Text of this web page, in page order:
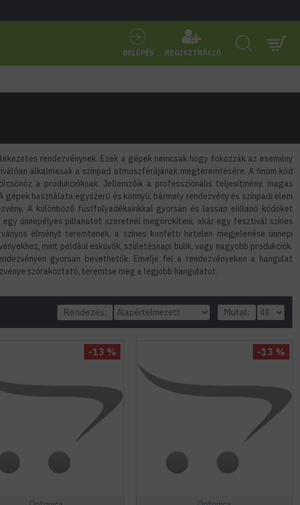
BELÉPÉS REGISZTRÁCIÓ
rendezvénynek. Ezek a gépek nemcsak hogy fokozzák az esemény
alkalmasak a színpad atmoszférájának megteremtésére. A finom köd
a produkcióknak. Jellemzőik a professzionális teljesítmény, magas
használata egyszerű és könnyű, bármely rendezvény és színpadi elem
A különböző füstfolyadékainkkal gyorsan és lassan elillanó ködöket
ünnepélyes pillanatot szeretnél megörökíteni, akár egy fesztivál színes
élményt teremtenek, a színes konfetti hirtelen megjelenése ünnepi
mint például esküvők, születésnapi bulik, vagy nagyobb produkciók.
gyorsan bevethetők. Emelje fel a rendezvényeken a hangulat
szórakoztató, teremtse meg a legjobb hangulatot.
Rendezés: Mutat:
-13 % -13 %